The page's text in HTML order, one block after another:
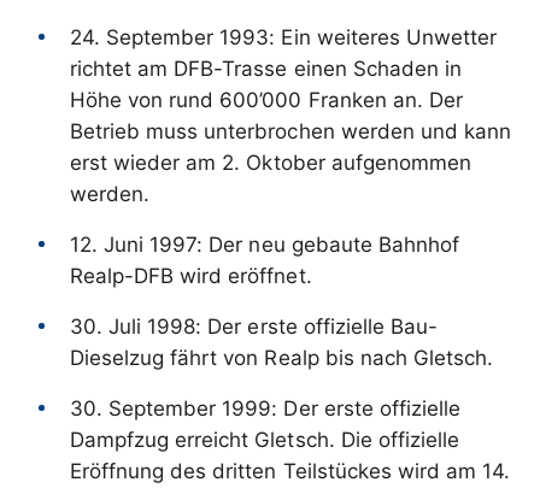
24. September 1993: Ein weiteres Unwetter
richtet am DFB-Trasse einen Schaden in
Höhe von rund 600’000 Franken an. Der
Betrieb muss unterbrochen werden und kann
erst wieder am 2. Oktober aufgenommen
werden.
12. Juni 1997: Der neu gebaute Bahnhof
Realp-DFB wird eröffnet.
30. Juli 1998: Der erste offizielle Bau-
Dieselzug fährt von Realp bis nach Gletsch.
30. September 1999: Der erste offizielle
Dampfzug erreicht Gletsch. Die offizielle
Eröffnung des dritten Teilstückes wird am 14.